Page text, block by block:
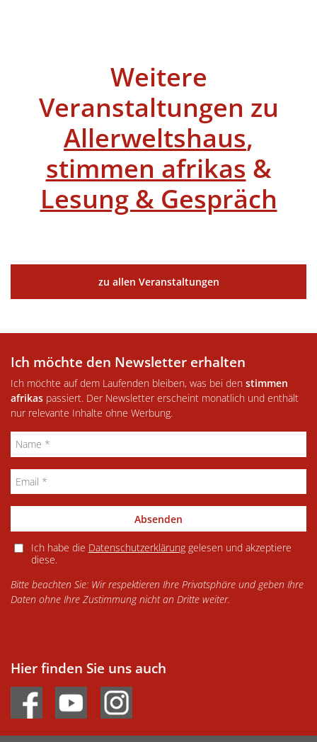
Weitere
Veranstaltungen zu
Allerweltshaus,
stimmen afrikas &
Lesung & Gespräch
zu allen Veranstaltungen
Ich möchte den Newsletter erhalten
Ich möchte auf dem Laufenden bleiben, was bei den stimmen
afrikas passiert. Der Newsletter erscheint monatlich und enthält
nur relevante Inhalte ohne Werbung.
Absenden
Ich habe die Datenschutzerklärunggelesen und akzeptiere
diese.
Bitte beachten Sie: Wir respektieren Ihre Privatsphäre und geben Ihre
Daten ohne Ihre Zustimmung nicht an Dritte weiter.
Hier finden Sie uns auch